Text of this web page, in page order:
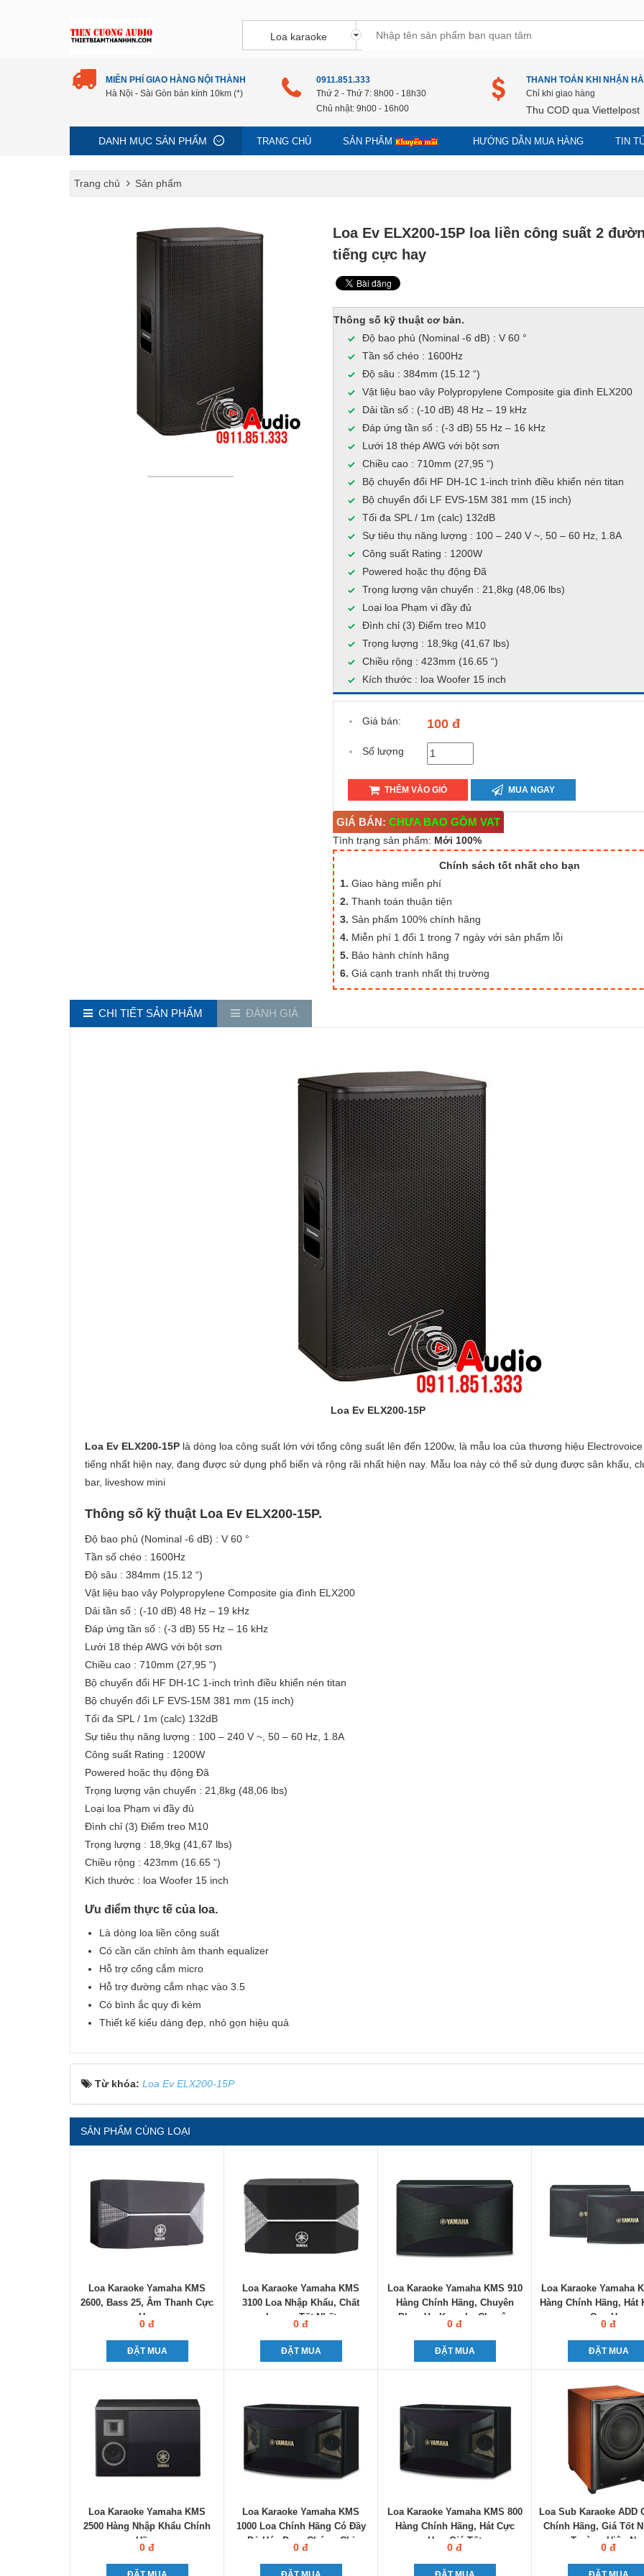
MIỄN PHÍ GIAO HÀNG NỘI THÀNH
Hà Nội - Sài Gòn bán kính 10km (*)
0911.851.333
Thứ 2 - Thứ 7: 8h00 - 18h30
Chủ nhật: 9h00 - 16h00
THANH TOÁN KHI NHẬN
Chỉ khi giao hàng
Thu COD qua Viettelpost
DANH MỤC SẢN PHẨM TRANG CHỦ SẢN PHẨM HƯỚNG DẪN MUA HÀNG TIN
Trang chủ Sản phẩm
Loa Ev ELX200-15P loa liền công suất 2
tiếng cực hay
Thông số kỹ thuật cơ bản.
Độ bao phủ (Nominal -6 dB) : V 60 °
Tần số chéo : 1600Hz
Độ sâu : 384mm (15.12 “)
Vật liệu bao vây Polypropylene Composite gia đình ELX200
Dải tần số : (-10 dB) 48 Hz – 19 kHz
Đáp ứng tần số : (-3 dB) 55 Hz – 16 kHz
Lưới 18 thép AWG với bột sơn
Chiều cao : 710mm (27,95 “)
Bộ chuyển đổi HF DH-1C 1-inch trình điều khiển nén titan
Bộ chuyển đổi LF EVS-15M 381 mm (15 inch)
Tối đa SPL / 1m (calc) 132dB
Sự tiêu thụ năng lượng : 100 – 240 V ~, 50 – 60 Hz, 1.8A
Công suất Rating : 1200W
Powered hoặc thụ động Đã
Trọng lượng vận chuyển : 21,8kg (48,06 lbs)
Loại loa Phạm vi đầy đủ
Đình chỉ (3) Điểm treo M10
Trọng lượng : 18,9kg (41,67 lbs)
Chiều rộng : 423mm (16.65 “)
Kích thước : loa Woofer 15 inch
Giá bán: 100 đ
Số lượng
THÊM VÀO GIỎ MUA NGAY
GIÁ BÁN: CHƯA BAO GỒM VAT
Tình trạng sản phẩm: Mới 100%
Chính sách tốt nhất cho bạn
1. Giao hàng miễn phí
2. Thanh toán thuận tiện
3. Sản phẩm 100% chính hãng
4. Miễn phí 1 đổi 1 trong 7 ngày với sản phẩm lỗi
5. Bảo hành chính hãng
6. Giá cạnh tranh nhất thị trường
CHI TIẾT SẢN PHẨM ĐÁNH GIÁ
Loa Ev ELX200-15P
Loa Ev ELX200-15P là dòng loa công suất lớn với tổng công suất lên đến 1200w, là mẫu loa của thương hiệu
tiếng nhất hiện nay, đang được sử dụng phổ biến và rộng rãi nhất hiện nay. Mẫu loa này có thể sử dụng được sân khấu,
bar, liveshow mini
Thông số kỹ thuật Loa Ev ELX200-15P.
Độ bao phủ (Nominal -6 dB) : V 60 °
Tần số chéo : 1600Hz
Độ sâu : 384mm (15.12 “)
Vật liệu bao vây Polypropylene Composite gia đình ELX200
Dải tần số : (-10 dB) 48 Hz – 19 kHz
Đáp ứng tần số : (-3 dB) 55 Hz – 16 kHz
Lưới 18 thép AWG với bột sơn
Chiều cao : 710mm (27,95 “)
Bộ chuyển đổi HF DH-1C 1-inch trình điều khiển nén titan
Bộ chuyển đổi LF EVS-15M 381 mm (15 inch)
Tối đa SPL / 1m (calc) 132dB
Sự tiêu thụ năng lượng : 100 – 240 V ~, 50 – 60 Hz, 1.8A
Công suất Rating : 1200W
Powered hoặc thụ động Đã
Trọng lượng vận chuyển : 21,8kg (48,06 lbs)
Loại loa Phạm vi đầy đủ
Đình chỉ (3) Điểm treo M10
Trọng lượng : 18,9kg (41,67 lbs)
Chiều rộng : 423mm (16.65 “)
Kích thước : loa Woofer 15 inch
Ưu điểm thực tế của loa.
Là dòng loa liền công suất
Có cần căn chỉnh âm thanh equalizer
Hỗ trợ cổng cắm micro
Hỗ trợ đường cắm nhạc vào 3.5
Có bình ắc quy đi kèm
Thiết kế kiểu dáng đẹp, nhỏ gọn hiệu quả
Từ khóa: Loa Ev ELX200-15P
SẢN PHẨM CÙNG LOẠI
Loa Karaoke Yamaha KMS
2600, Bass 25, Âm Thanh Cực
Hay
0 đ
ĐẶT MUA
Loa Karaoke Yamaha KMS
3100 Loa Nhập Khẩu, Chất
Lượng Tốt Nhất
0 đ
ĐẶT MUA
Loa Karaoke Yamaha KMS 910
Hàng Chính Hãng, Chuyên
Phục Vụ Karaoke Chuyên
0 đ
ĐẶT MUA
Loa Karaoke Yamaha
Hàng Chính Hãng, Hát
Cực Hay
0 đ
ĐẶT MUA
Loa Karaoke Yamaha KMS
2500 Hàng Nhập Khẩu Chính
Hãng
0 đ
Loa Karaoke Yamaha KMS
1000 Loa Chính Hãng Có Đầy
Đủ Hóa Đơn, Chứng Chỉ
0 đ
Loa Karaoke Yamaha KMS 800
Hàng Chính Hãng, Hát Cực
Hay, Giá Tốt
0 đ
Loa Sub Karaoke ADD
Chính Hãng, Giá Tốt
Trường Hiện Nay
0 đ